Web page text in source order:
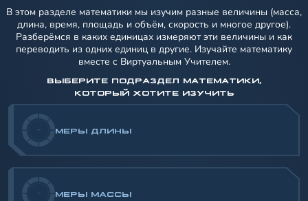
- МЕРЫ ДЛИНЫ
- МЕРЫ МАССЫ
ВЫБЕРИТЕ ПОДРАЗДЕЛ МАТЕМАТИКИ,
КОТОРЫЙ ХОТИТЕ ИЗУЧИТЬ
В этом разделе математики мы изучим разные величины (масса,
длина, время, площадь и объём, скорость и многое другое).
Разберёмся в каких единицах измеряют эти величины и как
переводить из одних единиц в другие. Изучайте математику
вместе с Виртуальным Учителем.